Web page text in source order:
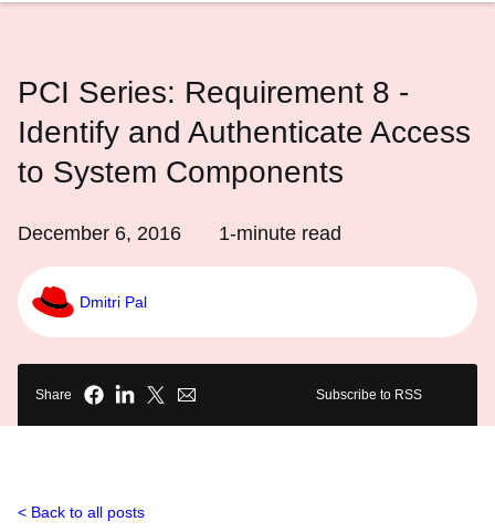
PCI Series: Requirement 8 -
Identify and Authenticate Access
to System Components
December 6, 2016 1-minute read
Dmitri Pal
Share Subscribe to RSS
Back to all posts